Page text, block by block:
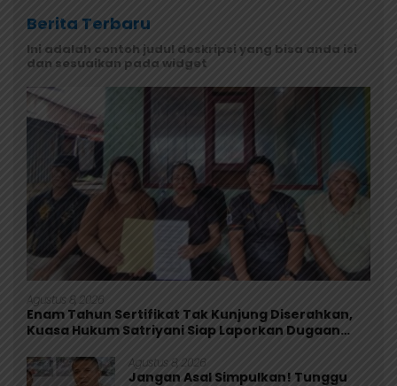
Berita Terbaru
Ini adalah contoh judul deskripsi yang bisa anda isi
dan sesuaikan pada widget
Agustus 8, 2026
Enam Tahun Sertifikat Tak Kunjung Diserahkan,
Kuasa Hukum Satriyani Siap Laporkan Dugaan
Agustus 8, 2026
Jangan Asal Simpulkan! Tunggu